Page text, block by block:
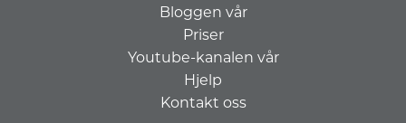
Bloggen vår
Priser
Youtube-kanalen vår
Hjelp
Kontakt oss